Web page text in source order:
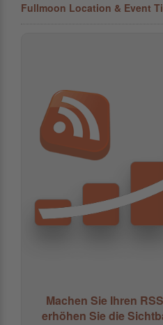
Fullmoon Location & Event
Machen Sie Ihren
erhöhen Sie die